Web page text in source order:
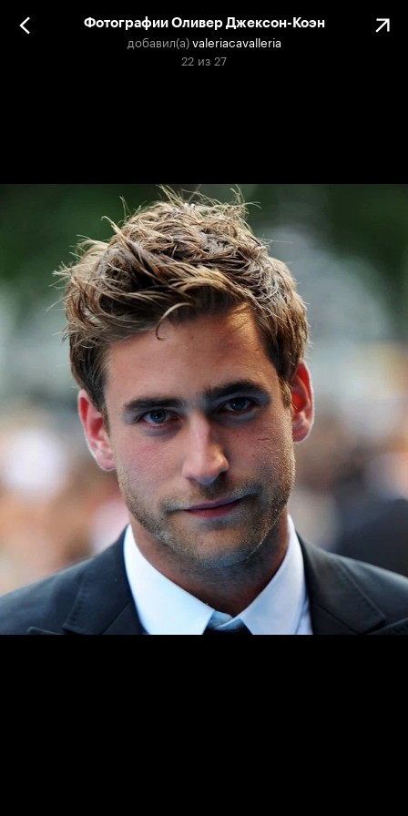
Фотографии Оливер Джексон-Коэн
добавил(а)valeriacavalleria
22 из 27